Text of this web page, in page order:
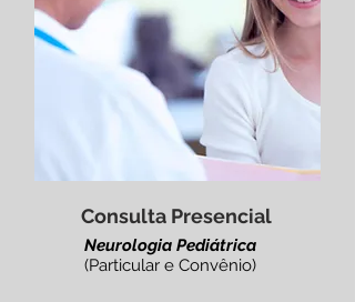
Consulta Presencial
Neurologia Pediátrica
(Particular e Convênio)